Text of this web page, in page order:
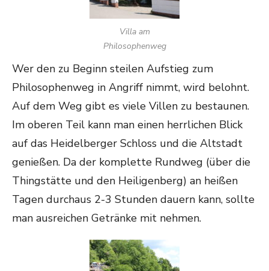
Villa am
Philosophenweg
Wer den zu Beginn steilen Aufstieg zum
Philosophenweg in Angriff nimmt, wird belohnt.
Auf dem Weg gibt es viele Villen zu bestaunen.
Im oberen Teil kann man einen herrlichen Blick
auf das Heidelberger Schloss und die Altstadt
genießen. Da der komplette Rundweg (über die
Thingstätte und den Heiligenberg) an heißen
Tagen durchaus 2-3 Stunden dauern kann, sollte
man ausreichen Getränke mit nehmen.